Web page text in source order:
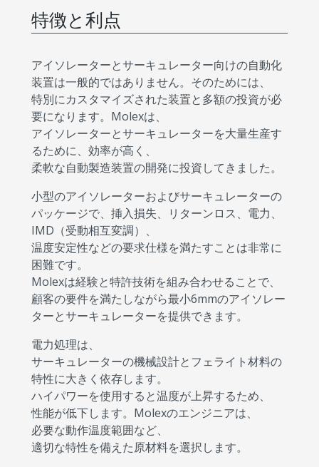
特徴と利点
アイソレーターとサーキュレーター向けの自動化
装置は一般的ではありません。そのためには、
特別にカスタマイズされた装置と多額の投資が必
要になります。Molexは、
アイソレーターとサーキュレーターを大量生産す
るために、効率が高く、
柔軟な自動製造装置の開発に投資してきました。
小型のアイソレーターおよびサーキュレーターの
パッケージで、挿入損失、リターンロス、電力、
IMD（受動相互変調）、
温度安定性などの要求仕様を満たすことは非常に
困難です。
Molexは経験と特許技術を組み合わせることで、
顧客の要件を満たしながら最小6mmのアイソレー
ターとサーキュレーターを提供できます。
電力処理は、
サーキュレーターの機械設計とフェライト材料の
特性に大きく依存します。
ハイパワーを使用すると温度が上昇するため、
性能が低下します。Molexのエンジニアは、
必要な動作温度範囲など、
適切な特性を備えた原材料を選択します。